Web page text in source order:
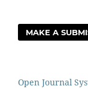
MAKE A
Open Journal